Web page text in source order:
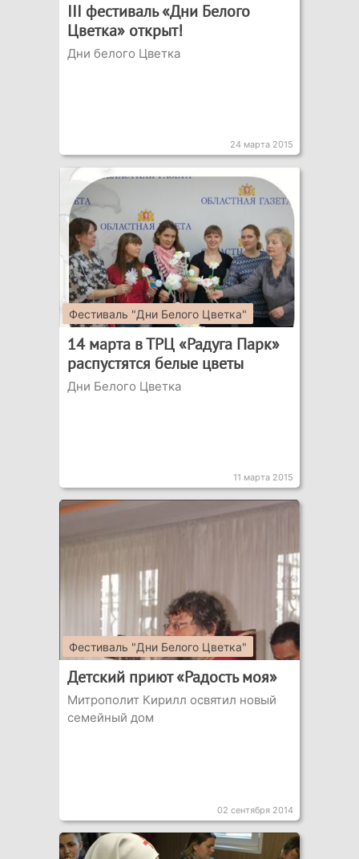
III фестиваль «Дни Белого
Цветка» открыт!
Дни белого Цветка
24 марта 2015
Фестиваль "Дни Белого Цветка"
14 марта в ТРЦ «Радуга Парк»
распустятся белые цветы
Дни Белого Цветка
11 марта 2015
Фестиваль "Дни Белого Цветка"
Детский приют «Радость моя»
Митрополит Кирилл освятил новый
семейный дом
02 сентября 2014